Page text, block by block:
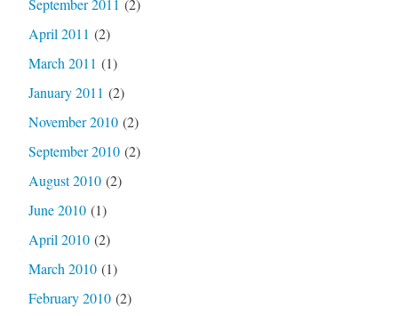
April 2011 (2)
March 2011 (1)
January 2011 (2)
November 2010(2)
September 2010(2)
August 2010(2)
June 2010(1)
April 2010(2)
March 2010(1)
February 2010(2)